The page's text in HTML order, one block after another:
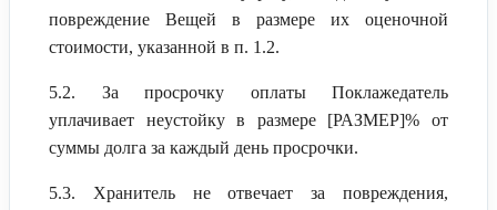
повреждение Вещей в размере их оценочной
стоимости, указанной в п. 1.2.
5.2. За просрочку оплаты Поклажедатель
уплачивает неустойку в размере [РАЗМЕР]% от
суммы долга за каждый день просрочки.
5.3. Хранитель не отвечает за повреждения,